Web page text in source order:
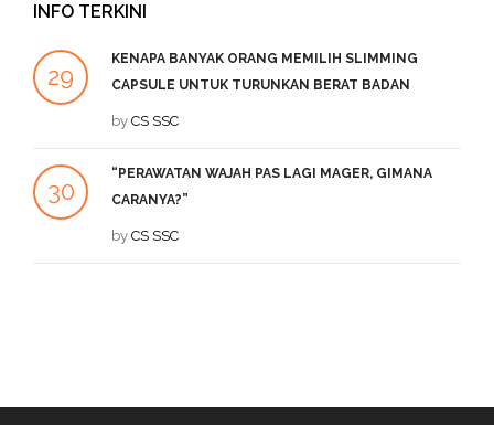
INFO TERKINI
29
KENAPA BANYAK ORANG MEMILIH SLIMMING
CAPSULE UNTUK TURUNKAN BERAT BADAN
by CS SSC
30
“PERAWATAN WAJAH PAS LAGI MAGER, GIMANA
CARANYA?”
by CS SSC